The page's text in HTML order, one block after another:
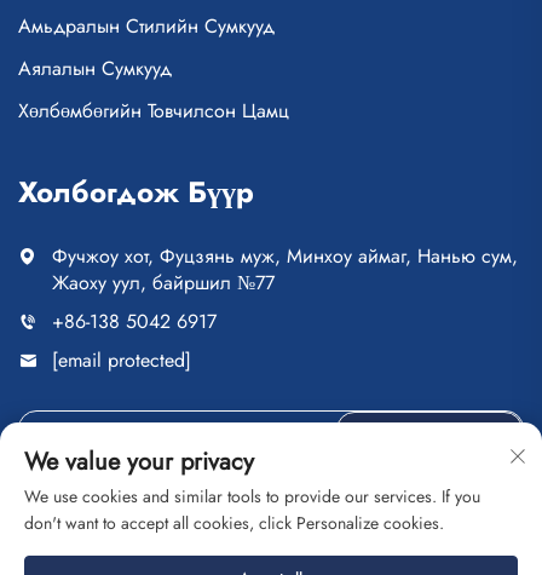
Амьдралын Стилийн Сумкууд
Аялалын Сумкууд
Хөлбөмбөгийн Товчилсон Цамц
Холбогдож Бүүр
Фучжоу хот, Фуцзянь муж, Минхоу аймаг, Нанью сум,
Жаоху уул, байршил №77
+86-138 5042 6917
[email protected]
Зохиогчийн эрх © Фучжоу Сайпуланг Худалдаа ХХК. Бүх
We value your privacy
We use cookies and similar tools to provide our services. If you
don't want to accept all cookies, click Personalize cookies.